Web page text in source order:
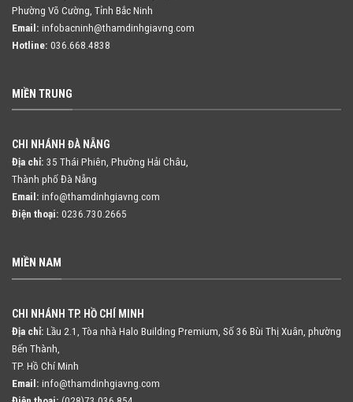
Phường Võ Cường, Tỉnh Bắc Ninh
Email: infobacninh@thamdinhgiavng.com
Hotline: 036.668.4838
MIỀN TRUNG
CHI NHÁNH ĐÀ NẴNG
Địa chỉ: 35 Thái Phiên, Phường Hải Châu,
Thành phố Đà Nẵng
Email: info@thamdinhgiavng.com
Điện thoại: 0236.730.2665
MIỀN NAM
CHI NHÁNH TP. HỒ CHÍ MINH
Địa chỉ: Lầu 2.1, Tòa nhà Halo Building Premium, Số 36 Bùi Thị Xuân, phường
Bến Thành,
TP. Hồ Chí Minh
Email: info@thamdinhgiavng.com